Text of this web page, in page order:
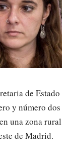
de Estado
y número dos
una zona rural
de Madrid.